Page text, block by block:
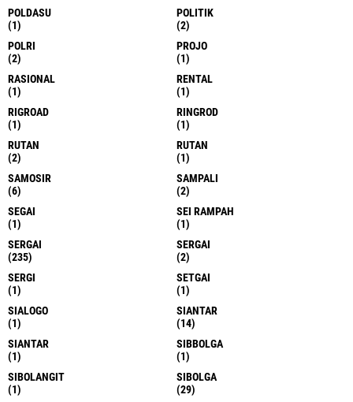
POLDASU
(1)
POLITIK
(2)
POLRI
(2)
PROJO
(1)
RASIONAL
(1)
RENTAL
(1)
RIGROAD
(1)
RINGROD
(1)
RUTAN
(2)
RUTAN
(1)
SAMOSIR
(6)
SAMPALI
(2)
SEGAI
(1)
SEI RAMPAH
(1)
SERGAI
(235)
SERGAI
(2)
SERGI
(1)
SETGAI
(1)
SIALOGO
(1)
SIANTAR
(14)
SIANTAR
(1)
SIBBOLGA
(1)
SIBOLANGIT
(1)
SIBOLGA
(29)